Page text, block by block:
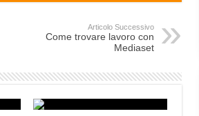
Articolo Successivo
Come trovare lavoro con
Mediaset